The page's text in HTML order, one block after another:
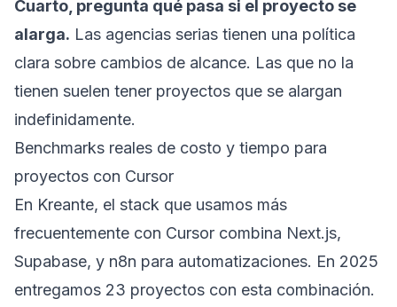
Cuarto, pregunta qué pasa si el proyecto se
alarga. Las agencias serias tienen una política
clara sobre cambios de alcance. Las que no la
tienen suelen tener proyectos que se alargan
indefinidamente.
Benchmarks reales de costo y tiempo para
proyectos con Cursor
En Kreante, el stack que usamos más
frecuentemente con Cursor combina Next.js,
Supabase, y n8n para automatizaciones. En 2025
entregamos 23 proyectos con esta combinación.